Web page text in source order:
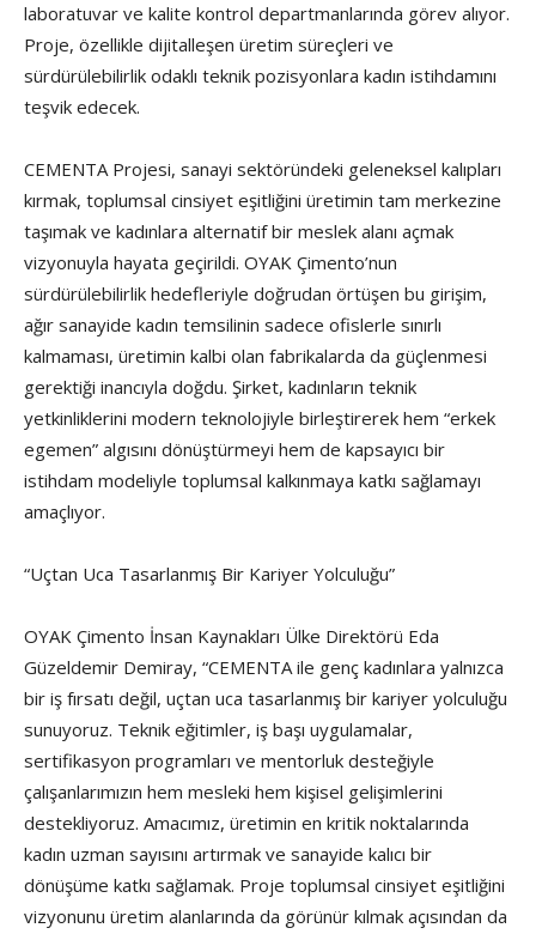
laboratuvar ve kalite kontrol departmanlarında görev alıyor.
Proje, özellikle dijitalleşen üretim süreçleri ve
sürdürülebilirlik odaklı teknik pozisyonlara kadın istihdamını
teşvik edecek.
CEMENTA Projesi, sanayi sektöründeki geleneksel kalıpları
kırmak, toplumsal cinsiyet eşitliğini üretimin tam merkezine
taşımak ve kadınlara alternatif bir meslek alanı açmak
vizyonuyla hayata geçirildi. OYAK Çimento’nun
sürdürülebilirlik hedefleriyle doğrudan örtüşen bu girişim,
ağır sanayide kadın temsilinin sadece ofislerle sınırlı
kalmaması, üretimin kalbi olan fabrikalarda da güçlenmesi
gerektiği inancıyla doğdu. Şirket, kadınların teknik
yetkinliklerini modern teknolojiyle birleştirerek hem “erkek
egemen” algısını dönüştürmeyi hem de kapsayıcı bir
istihdam modeliyle toplumsal kalkınmaya katkı sağlamayı
amaçlıyor.
“Uçtan Uca Tasarlanmış Bir Kariyer Yolculuğu”
OYAK Çimento İnsan Kaynakları Ülke Direktörü Eda
Güzeldemir Demiray, “CEMENTA ile genç kadınlara yalnızca
bir iş fırsatı değil, uçtan uca tasarlanmış bir kariyer yolculuğu
sunuyoruz. Teknik eğitimler, iş başı uygulamalar,
sertifikasyon programları ve mentorluk desteğiyle
çalışanlarımızın hem mesleki hem kişisel gelişimlerini
destekliyoruz. Amacımız, üretimin en kritik noktalarında
kadın uzman sayısını artırmak ve sanayide kalıcı bir
dönüşüme katkı sağlamak. Proje toplumsal cinsiyet eşitliğini
vizyonunu üretim alanlarında da görünür kılmak açısından da